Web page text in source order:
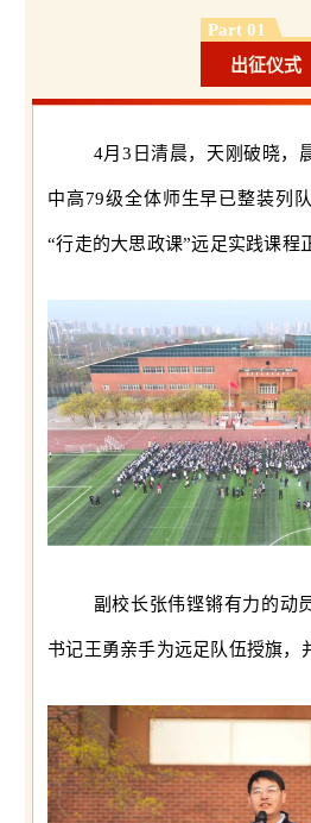
Part 01
出征仪式
4月3日清晨，天刚破晓，
中高79级全体师生早已整装列
“行走的大思政课”远足实践课程
副校长张伟铿锵有力的动
书记王勇亲手为远足队伍授旗，